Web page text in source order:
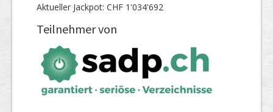
Aktueller Jackpot: CHF 1'034'692
Teilnehmer von